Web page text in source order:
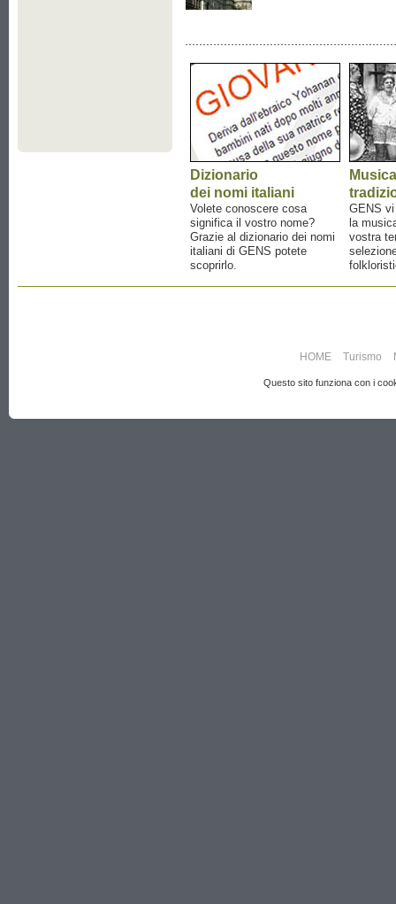
Dizionario
dei nomi italiani
Volete conoscere cosa
significa il vostro nome?
Grazie al dizionario dei nomi
italiani di GENS potete
scoprirlo.
Musica
GENS
la
vostra
HOME Turismo
Questo sito funziona con i